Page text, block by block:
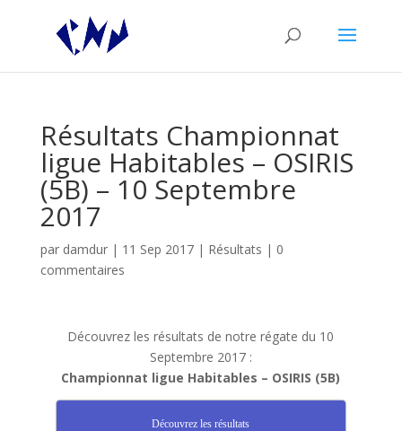
Résultats Championnat
ligue Habitables – OSIRIS
(5B) – 10 Septembre
2017
par damdur| 11 Sep 2017| Résultats | 0
commentaires
Découvrez les résultats de notre régate du 10
Septembre 2017 :
Championnat ligue Habitables – OSIRIS (5B)
Découvrez les résultats